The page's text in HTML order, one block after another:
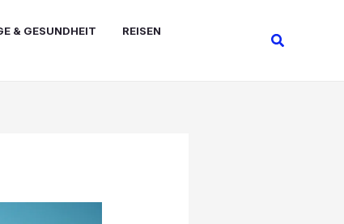
& GESUNDHEIT
REISEN
Suchen